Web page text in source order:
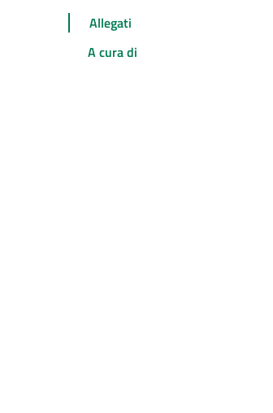
Allegati
A cura di